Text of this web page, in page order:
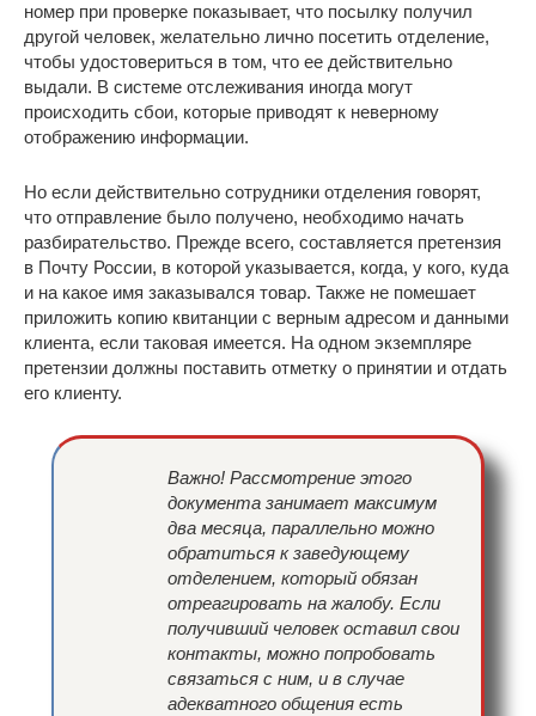
номер при проверке показывает, что посылку получил
другой человек, желательно лично посетить отделение,
чтобы удостовериться в том, что ее действительно
выдали. В системе отслеживания иногда могут
происходить сбои, которые приводят к неверному
отображению информации.
Но если действительно сотрудники отделения говорят,
что отправление было получено, необходимо начать
разбирательство. Прежде всего, составляется претензия
в Почту России, в которой указывается, когда, у кого, куда
и на какое имя заказывался товар. Также не помешает
приложить копию квитанции с верным адресом и данными
клиента, если таковая имеется. На одном экземпляре
претензии должны поставить отметку о принятии и отдать
его клиенту.
Важно! Рассмотрение этого
документа занимает максимум
два месяца, параллельно можно
обратиться к заведующему
отделением, который обязан
отреагировать на жалобу. Если
получивший человек оставил свои
контакты, можно попробовать
связаться с ним, и в случае
адекватного общения есть